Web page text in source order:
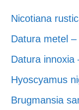
Nicotiana
Datura metel
Datura innoxia
Hyoscyamus
Brugmansia